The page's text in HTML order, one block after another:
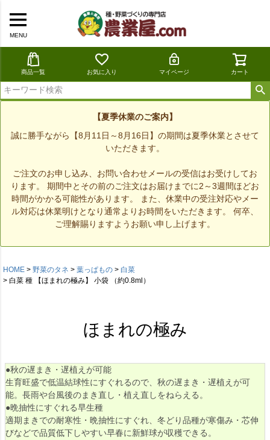
MENU
商品一覧 お気に入り マイページ カート
【夏季休業のご案内】
誠に勝手ながら【8月11日～8月16日】の期間は夏季休業とさせて
いただきます。
ご注文のお申し込み、お問い合わせメールの受信はお受けしてお
ります。 期間中とその前のご注文はお届けまでに2～3週間ほどお
時間がかかる可能性があります。 また、休業中の受注対応やメー
ル対応は休業明けとなり通常よりお時間をいただきます。 何卒、
ご理解賜りますようお願い申し上げます。
HOME 野菜のタネ 葉っぱもの
白菜
白菜 種 【ほまれの極み】 小袋 （約0.8ml）
ほまれの極み
●秋の遅まき・遅植えが可能
生育旺盛で低温結球性にすぐれるので、秋の遅まき・遅植えが可
能。長雨や台風後のまき直し・植え直しをねらえる。
●晩抽性にすぐれる早生種
適期まきでの耐寒性・晩抽性にすぐれ、冬どり品種が寒傷み・芯伸
びなどで品質低下しやすい早春に新鮮球が収穫できる。